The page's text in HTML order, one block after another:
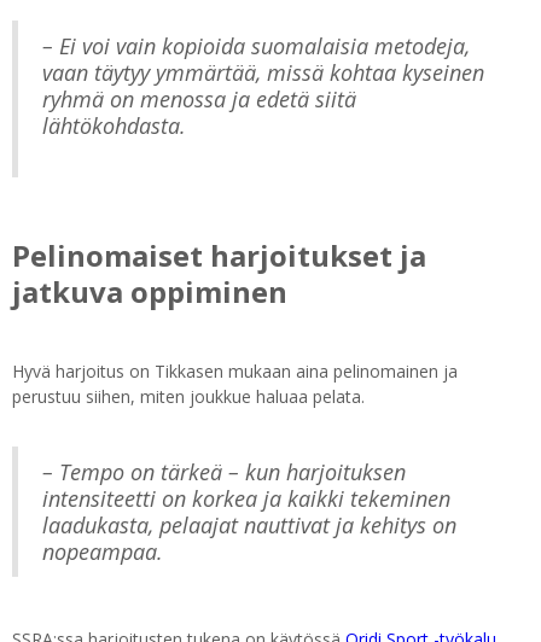
– Ei voi vain kopioida suomalaisia metodeja,
vaan täytyy ymmärtää, missä kohtaa kyseinen
ryhmä on menossa ja edetä siitä
lähtökohdasta.
Pelinomaiset harjoitukset ja
jatkuva oppiminen
Hyvä harjoitus on Tikkasen mukaan aina pelinomainen ja
perustuu siihen, miten joukkue haluaa pelata.
– Tempo on tärkeä – kun harjoituksen
intensiteetti on korkea ja kaikki tekeminen
laadukasta, pelaajat nauttivat ja kehitys on
nopeampaa.